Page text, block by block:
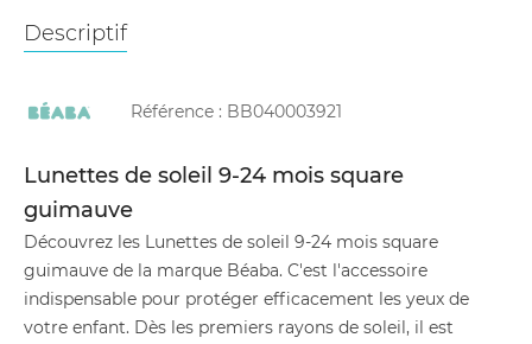
Descriptif
Référence : BB040003921
Lunettes de soleil 9-24 mois square
guimauve
Découvrez les Lunettes de soleil 9-24 mois square
guimauve de la marque Béaba. C'est l'accessoire
indispensable pour protéger efficacement les yeux de
votre enfant. Dès les premiers rayons de soleil, il est